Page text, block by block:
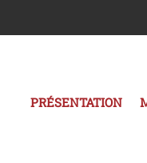
PRÉSENTATION